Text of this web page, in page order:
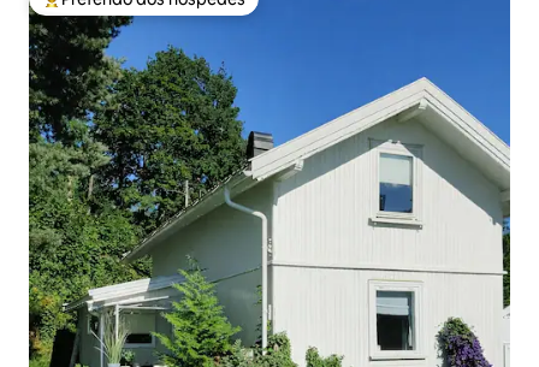
Entre os melhores preferidos dos hóspedes